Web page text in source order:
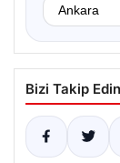
Bizi Takip Edin